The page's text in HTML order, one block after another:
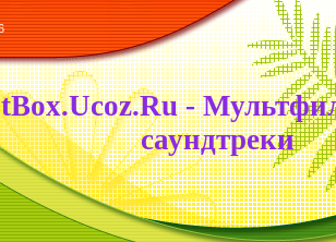
-
саундтреки